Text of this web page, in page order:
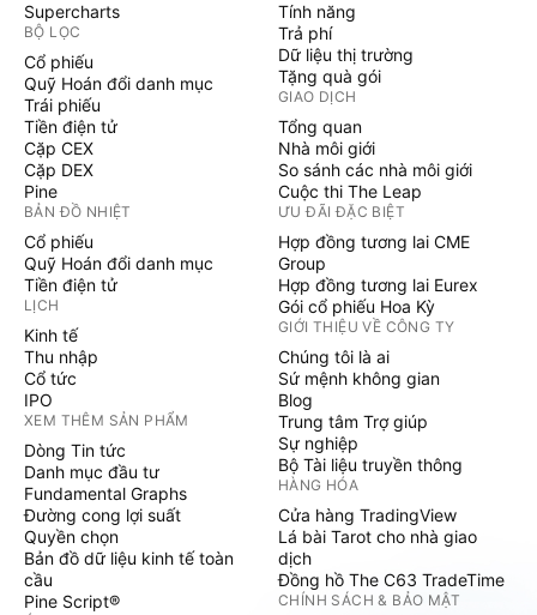
Supercharts
BỘ LỌC
Cổ phiếu
Quỹ Hoán đổi danh mục
Trái phiếu
Tiền điện tử
Cặp CEX
Cặp DEX
Pine
BẢN ĐỒ NHIỆT
Cổ phiếu
Quỹ Hoán đổi danh mục
Tiền điện tử
LỊCH
Kinh tế
Thu nhập
Cổ tức
IPO
XEM THÊM SẢN PHẨM
Dòng Tin tức
Danh mục đầu tư
Fundamental Graphs
Đường cong lợi suất
Quyền chọn
Bản đồ dữ liệu kinh tế toàn
cầu
Pine Script®
Tính năng
Trả phí
Dữ liệu thị trường
Tặng quà gói
GIAO DỊCH
Tổng quan
Nhà môi giới
So sánh các nhà môi giới
Cuộc thi The Leap
ƯU ĐÃI ĐẶC BIỆT
Hợp đồng tương lai CME
Group
Hợp đồng tương lai Eurex
Gói cổ phiếu Hoa Kỳ
GIỚI THIỆU VỀ CÔNG TY
Chúng tôi là ai
Sứ mệnh không gian
Blog
Trung tâm Trợ giúp
Sự nghiệp
Bộ Tài liệu truyền thông
HÀNG HÓA
Cửa hàng TradingView
Lá bài Tarot cho nhà giao
dịch
Đồng hồ The C63 TradeTime
CHÍNH SÁCH & BẢO MẬT